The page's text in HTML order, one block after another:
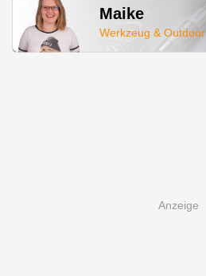
Maike
Werkzeug & Outdoor